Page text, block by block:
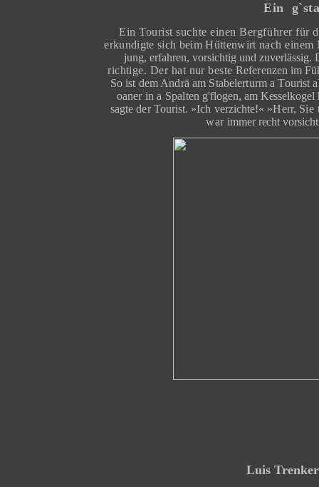
Ein
Ein Tourist suchte einen Bergführer für
erkundigte sich beim Hüttenwirt nach einem
jung, erfahren, vorsichtig und zuverlässig.
richtige. Der hat nur besteReferenzen im
So ist dem Andrä am Stabelerturm a Tourist
oaner in a Spalten g'flogen, am Kesselkogel
sagte der Tourist. »Ich verzichte!« »Herr, Sie
war immer recht
Luis Trenker